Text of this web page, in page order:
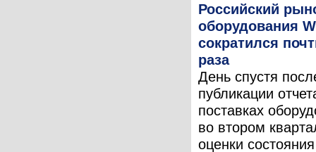
Российский
оборудования
сократился
раза
День спустя
публикации
поставках
во втором
оценки